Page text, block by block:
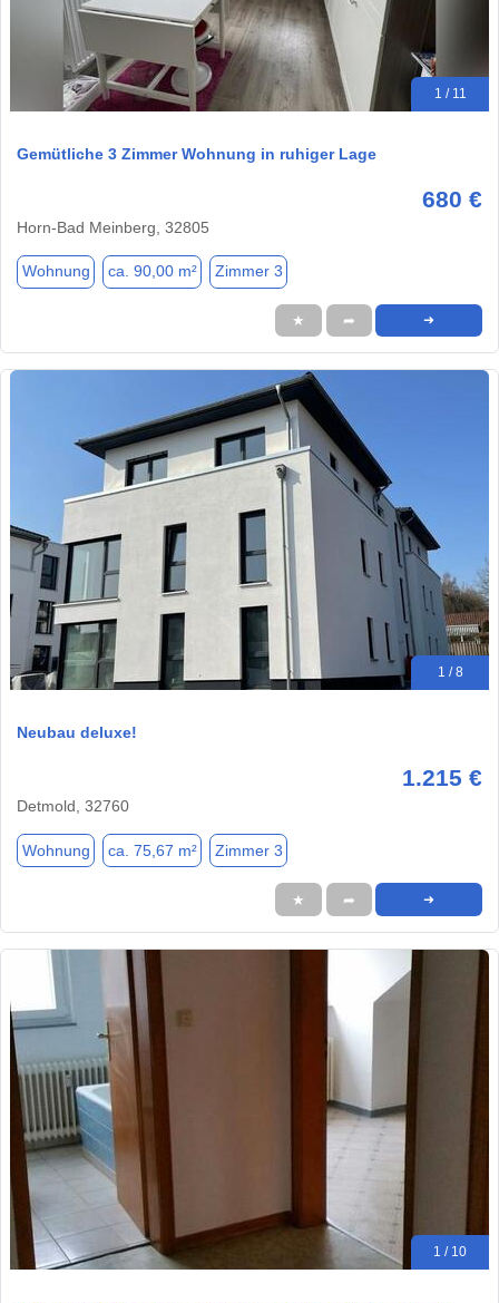
1 / 11
Gemütliche 3 Zimmer Wohnung in ruhiger Lage
680 €
Horn-Bad Meinberg, 32805
Wohnung ca. 90,00 m² Zimmer 3
★ ➦ ➜
1 / 8
Neubau deluxe!
1.215 €
Detmold, 32760
Wohnung ca. 75,67 m² Zimmer 3
★ ➦ ➜
1 / 10